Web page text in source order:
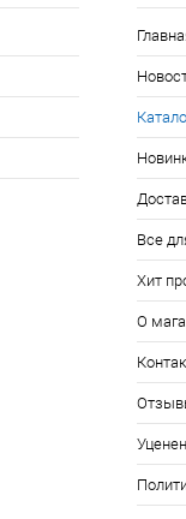
Все
Хит
О